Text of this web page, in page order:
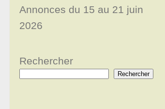
Annonces du 15 au 21 juin
2026
Rechercher
Rechercher